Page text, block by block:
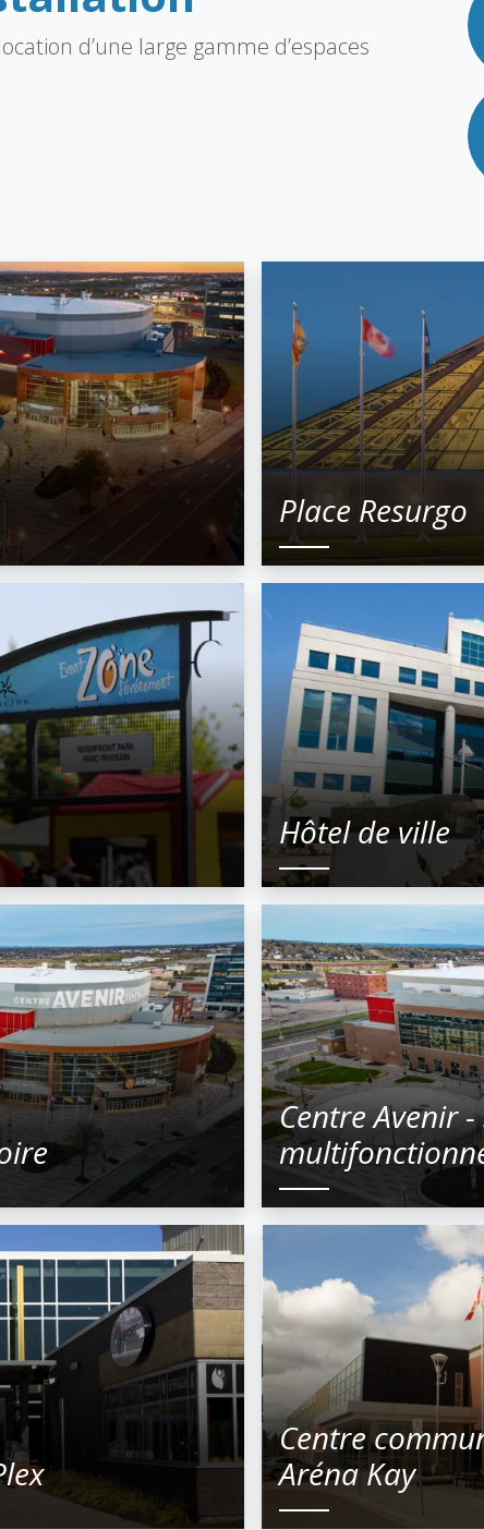
d’une large gamme d’espaces
Place Resurgo
Hôtel de ville
Centre Avenir -
Centre
Aréna Kay